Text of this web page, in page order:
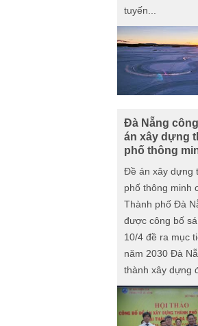
tuyến...
Đà Nẵng
án xây dựng
phố thông
Đề án xây dựng
phố thông minh
Thành phố Đà
được công bố
10/4 đề ra mục
năm 2030 Đà
thành xây dựng